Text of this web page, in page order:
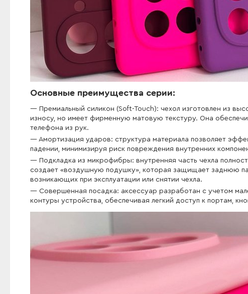
Основные преимущества серии:
Премиальный силикон (Soft-Touch): чехол изготовлен из
износу, но имеет фирменную матовую текстуру. Она
телефона из рук.
Амортизация ударов: структура материала позволяет
падении, минимизируя риск повреждения внутренних
Подкладка из микрофибры: внутренняя часть чехла
создает «воздушную подушку», которая защищает заднюю
возникающих при эксплуатации или снятии чехла.
Совершенная посадка: аксессуар разработан с учетом
контуры устройства, обеспечивая легкий доступ к портам,